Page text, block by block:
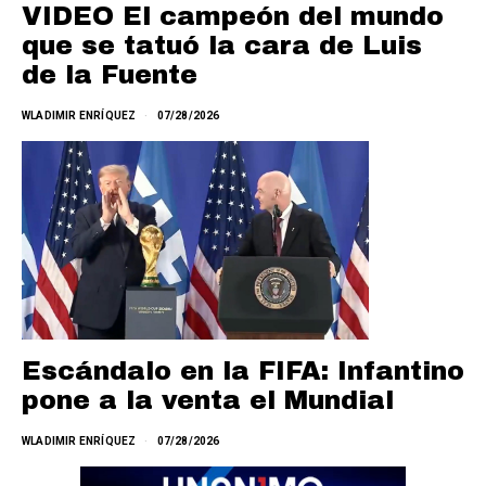
VIDEO El campeón del mundo
que se tatuó la cara de Luis
de la Fuente
WLADIMIR ENRÍQUEZ 07/28/2026
Escándalo en la FIFA: Infantino
pone a la venta el Mundial
WLADIMIR ENRÍQUEZ 07/28/2026